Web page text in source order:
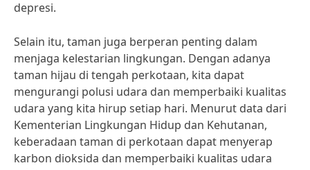
depresi.
Selain itu, taman juga berperan penting dalam
menjaga kelestarian lingkungan. Dengan adanya
taman hijau di tengah perkotaan, kita dapat
mengurangi polusi udara dan memperbaiki kualitas
udara yang kita hirup setiap hari. Menurut data dari
Kementerian Lingkungan Hidup dan Kehutanan,
keberadaan taman di perkotaan dapat menyerap
karbon dioksida dan memperbaiki kualitas udara